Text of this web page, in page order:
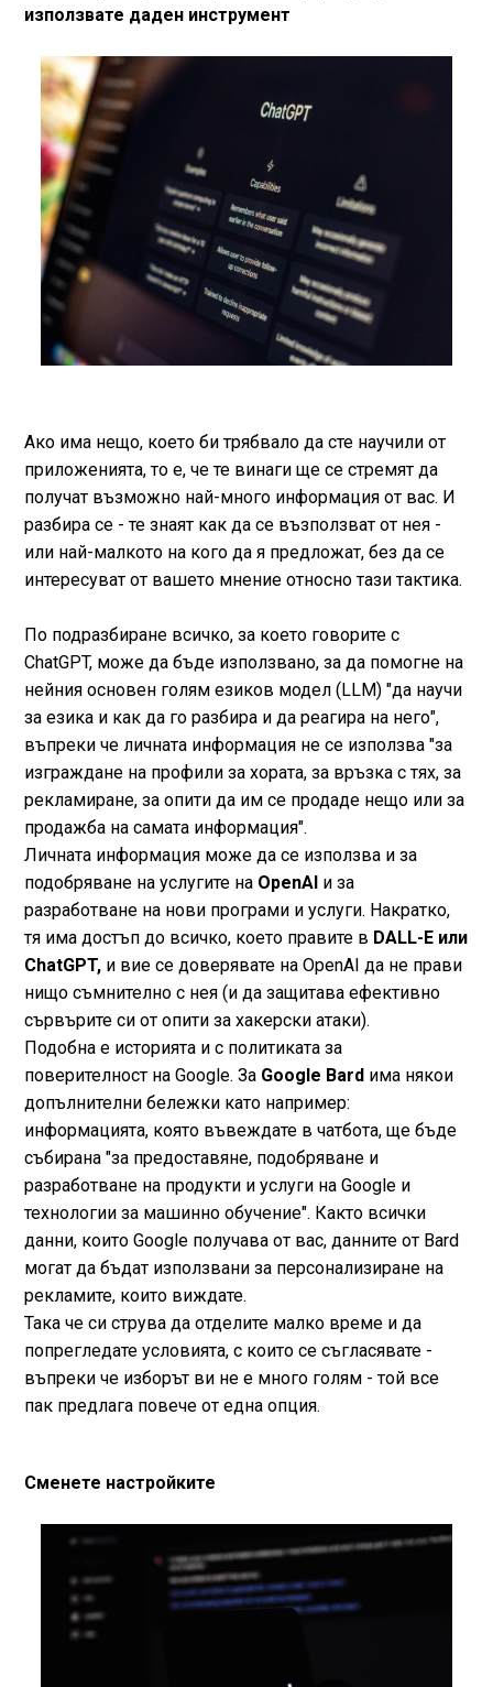
използвате даден инструмент
Ако има нещо, което би трябвало да сте научили от
приложенията, то е, че те винаги ще се стремят да
получат възможно най-много информация от вас. И
разбира се - те знаят как да се възползват от нея -
или най-малкото на кого да я предложат, без да се
интересуват от вашето мнение относно тази тактика.
По подразбиране всичко, за което говорите с
ChatGPT, може да бъде използвано, за да помогне на
нейния основен голям езиков модел (LLM) "да научи
за езика и как да го разбира и да реагира на него",
въпреки че личната информация не се използва "за
изграждане на профили за хората, за връзка с тях, за
рекламиране, за опити да им се продаде нещо или за
продажба на самата информация".
Личната информация може да се използва и за
подобряване на услугите на OpenAIи за
разработване на нови програми и услуги. Накратко,
тя има достъп до всичко, което правите в DALL-E или
ChatGPT,и вие се доверявате на OpenAI да не прави
нищо съмнително с нея (и да защитава ефективно
сървърите си от опити за хакерски атаки).
Подобна е историята и с политиката за
поверителност на Google. ЗаGoogle Bardима някои
допълнителни бележки като например:
информацията, която въвеждате в чатбота, ще бъде
събирана "за предоставяне, подобряване и
разработване на продукти и услуги на Google и
технологии за машинно обучение". Както всички
данни, които Google получава от вас, данните от Bard
могат да бъдат използвани за персонализиране на
рекламите, които виждате.
Така че си струва да отделите малко време и да
попрегледате условията, с които се съгласявате -
въпреки че изборът ви не е много голям - той все
пак предлага повече от една опция.
Сменете настройките